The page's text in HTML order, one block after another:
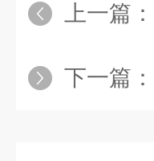
上一篇：
下一篇：